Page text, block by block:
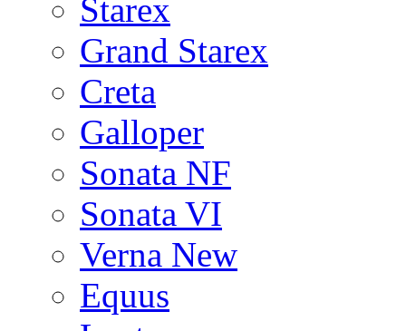
Starex
Grand Starex
Creta
Galloper
Sonata NF
Sonata VI
Verna New
Equus